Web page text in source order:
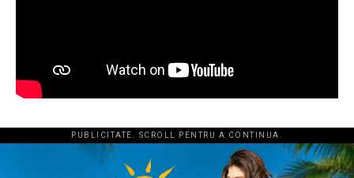
PUBLICITATE. SCROLL PENTRU A CONTINUA.